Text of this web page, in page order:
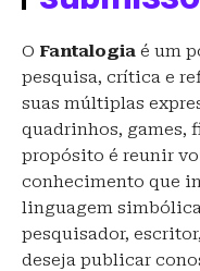
O Fantalogia é um
pesquisa, crítica e
suas múltiplas
quadrinhos, games,
propósito é reunir
conhecimento que
linguagem
pesquisador,
deseja publicar